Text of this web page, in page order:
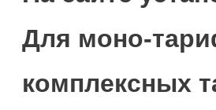
Для моно-
комплексных